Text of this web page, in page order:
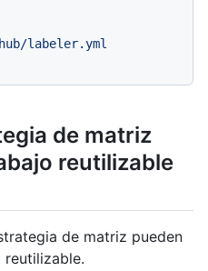
labeler.yml
de matriz
reutilizable
de matriz pueden